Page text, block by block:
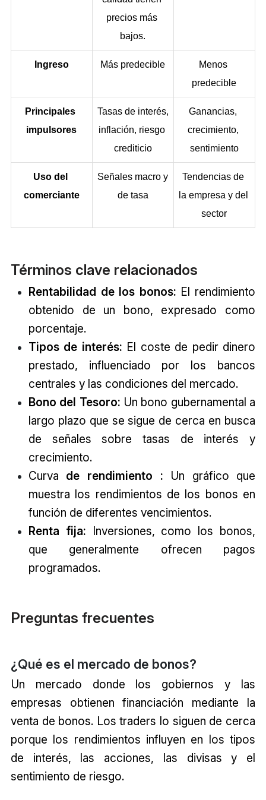
precios más
bajos.
Ingreso Más predecible
Menos
predecible
Principales
impulsores
Tasas de interés,
inflación, riesgo
crediticio
Ganancias,
crecimiento,
sentimiento
Uso del
comerciante
Señales macro y
de tasa
Tendencias de
la empresa y del
sector
Términos clave relacionados
Rentabilidad de los bonos: El rendimiento
obtenido de un bono, expresado como
porcentaje.
Tipos de interés: El coste de pedir dinero
prestado, influenciado por los bancos
centrales y las condiciones del mercado.
Bono del Tesoro: Un bono gubernamental a
largo plazo que se sigue de cerca en busca
de señales sobre tasas de interés y
crecimiento.
Curva de rendimiento : Un gráfico que
muestra los rendimientos de los bonos en
función de diferentes vencimientos.
Renta fija: Inversiones, como los bonos,
que generalmente ofrecen pagos
programados.
Preguntas frecuentes
¿Qué es el mercado de bonos?
Un mercado donde los gobiernos y las
empresas obtienen financiación mediante la
venta de bonos. Los traders lo siguen de cerca
porque los rendimientos influyen en los tipos
de interés, las acciones, las divisas y el
sentimiento de riesgo.